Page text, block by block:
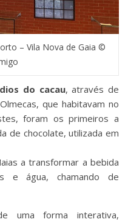
– Vila Nova de Gaia ©
do cacau, através de
que habitavam no
foram os primeiros a
de chocolate, utilizada em
a transformar a bebida
e água, chamando de
uma forma interativa,